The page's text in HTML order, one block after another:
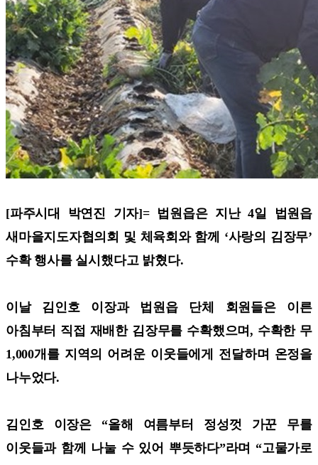
[파주시대 박연진 기자]= 법원읍은 지난 4일 법원읍
새마을지도자협의회 및 체육회와 함께 ‘사랑의 김장무’
수확 행사를 실시했다고 밝혔다.
이날 김인호 이장과 법원읍 단체 회원들은 이른
아침부터 직접 재배한 김장무를 수확했으며, 수확한 무
1,000개를 지역의 어려운 이웃들에게 전달하며 온정을
나누었다.
김인호 이장은 “올해 여름부터 정성껏 가꾼 무를
이웃들과 함께 나눌 수 있어 뿌듯하다”라며 “고물가로